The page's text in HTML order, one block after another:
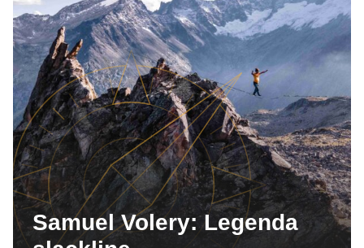
Samuel Volery: Legenda